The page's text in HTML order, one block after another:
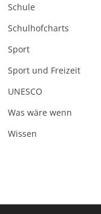
Schule
Schulhofcharts
Sport
Sport und Freizeit
UNESCO
Was wäre wenn
Wissen